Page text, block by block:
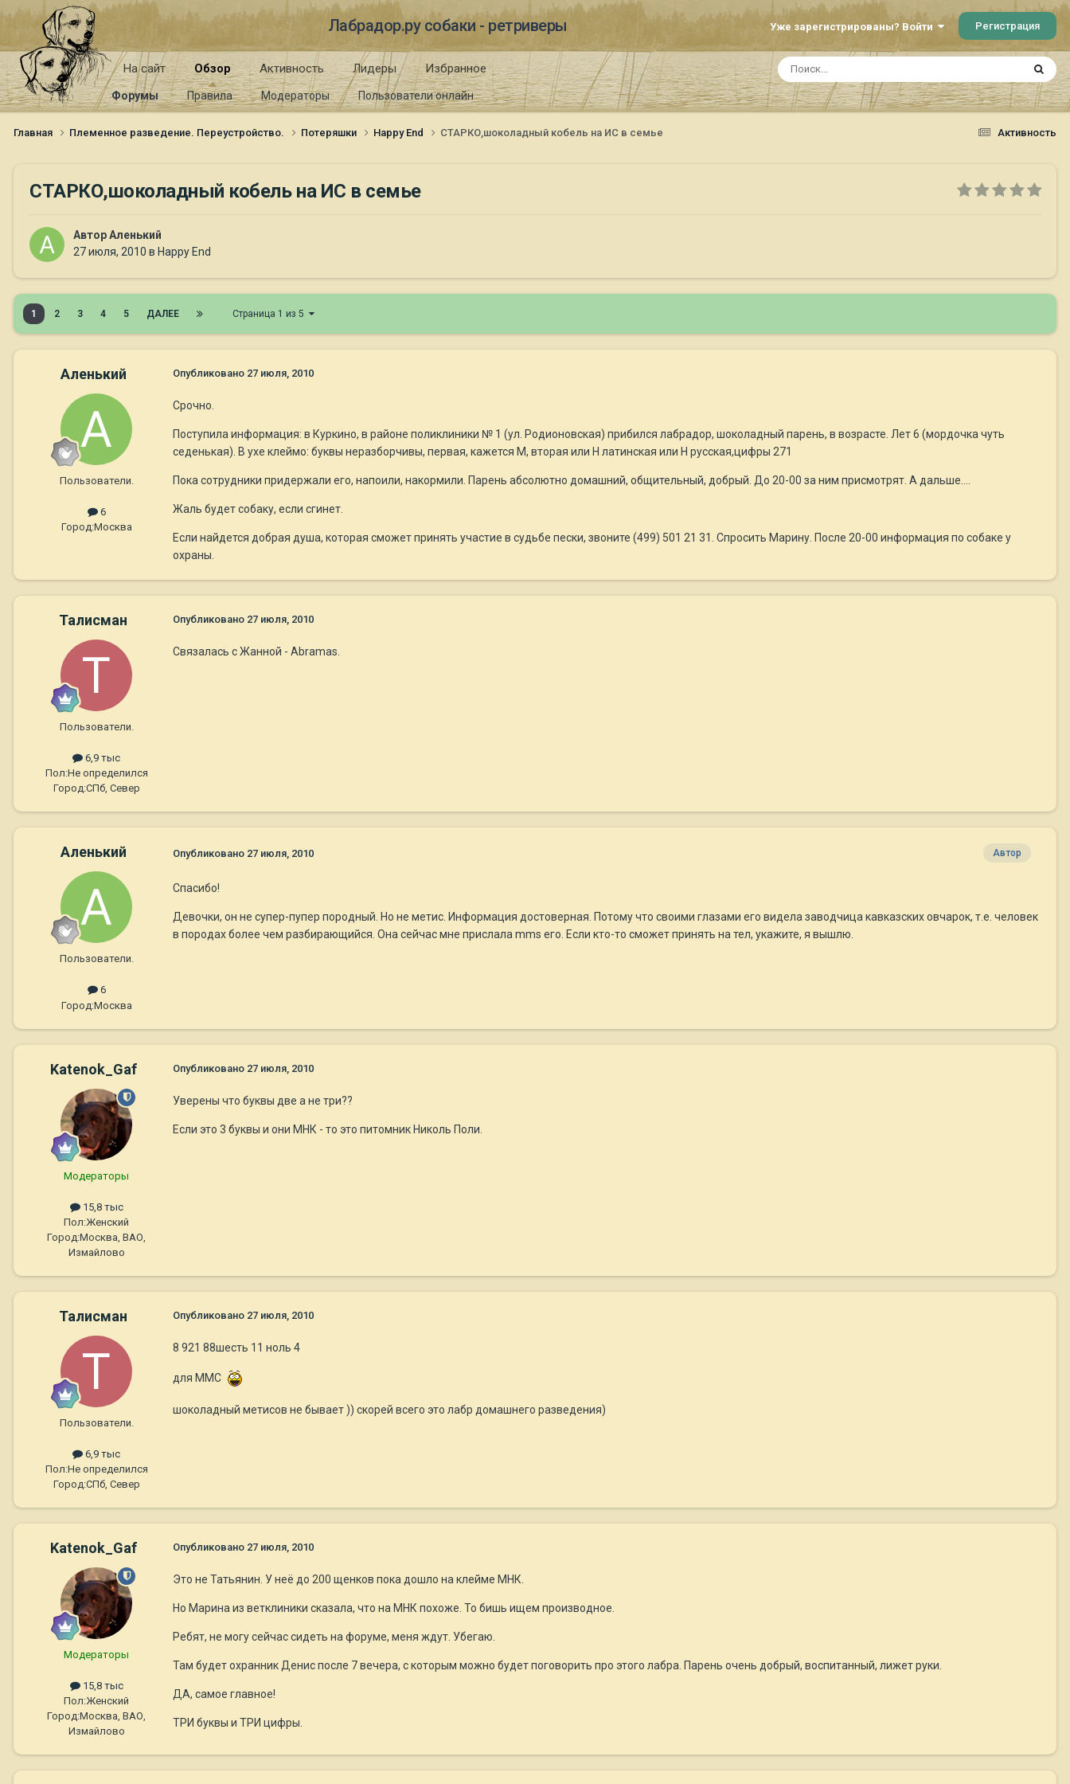
Лабрадор.ру собаки - ретриверы Уже зарегистрированы? Войти Регистрация
На сайт Обзор
Форумы Правила Модераторы Пользователи онлайн
Активность Лидеры Избранное
Активность
Главная Племенное разведение. Переустройство. Потеряшки Happy End СТАРКО,шоколадный кобель на ИС в семье
СТАРКО,шоколадный кобель на ИС в семье
АвторАленький
27 июля, 2010 в Happy End
1 2 3 4 5 ДАЛЕЕ Страница 1 из 5
Аленький
Пользователи.
6
Город:Москва
Опубликовано 27 июля, 2010
Срочно.
Поступила информация: в Куркино, в районе поликлиники № 1 (ул. Родионовская) прибился лабрадор, шоколадный парень, в возрасте. Лет 6 (мордочка чуть
седенькая). В ухе клеймо: буквы неразборчивы, первая, кажется М, вторая или Н латинская или Н русская,цифры 271
Пока сотрудники придержали его, напоили, накормили. Парень абсолютно домашний, общительный, добрый. До 20-00 за ним присмотрят. А дальше....
Жаль будет собаку, если сгинет.
Если найдется добрая душа, которая сможет принять участие в судьбе пески, звоните (499) 501 21 31. Спросить Марину. После 20-00 информация по собаке у
охраны.
Талисман
Пользователи.
6,9 тыс
Пол:Не определился
Город:СПб, Север
Опубликовано 27 июля, 2010
Связалась с Жанной - Abramas.
Аленький
Пользователи.
6
Город:Москва
Автор
Опубликовано 27 июля, 2010
Спасибо!
Девочки, он не супер-пупер породный. Но не метис. Информация достоверная. Потому что своими глазами его видела заводчица кавказских овчарок, т.е. человек
в породах более чем разбирающийся. Она сейчас мне прислала mms его. Если кто-то сможет принять на тел, укажите, я вышлю.
Katenok_Gaf
Модераторы
15,8 тыс
Пол:Женский
Город:Москва, ВАО,
Измайлово
Опубликовано 27 июля, 2010
Уверены что буквы две а не три??
Если это 3 буквы и они МНК - то это питомник Николь Поли.
Талисман
Пользователи.
6,9 тыс
Пол:Не определился
Город:СПб, Север
Опубликовано 27 июля, 2010
8 921 88шесть 11 ноль 4
для ММС
шоколадный метисов не бывает )) скорей всего это лабр домашнего разведения)
Katenok_Gaf
Модераторы
15,8 тыс
Пол:Женский
Город:Москва, ВАО,
Измайлово
Опубликовано 27 июля, 2010
Это не Татьянин. У неё до 200 щенков пока дошло на клейме МНК.
Но Марина из ветклиники сказала, что на МНК похоже. То бишь ищем производное.
Ребят, не могу сейчас сидеть на форуме, меня ждут. Убегаю.
Там будет охранник Денис после 7 вечера, с которым можно будет поговорить про этого лабра. Парень очень добрый, воспитанный, лижет руки.
ДА, самое главное!
ТРИ буквы и ТРИ цифры.